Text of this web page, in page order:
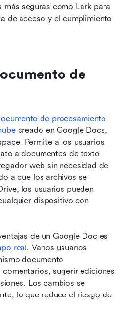
seguras como Lark para
de acceso y el cumplimiento
de
de procesamiento
creado en Google Docs,
Permite a los usuarios
a documentos de texto
web sin necesidad de
a que los archivos se
los usuarios pueden
dispositivo con
de un Google Doc es
real. Varios usuarios
documento
sugerir ediciones
Los cambios se
lo que reduce el riesgo de